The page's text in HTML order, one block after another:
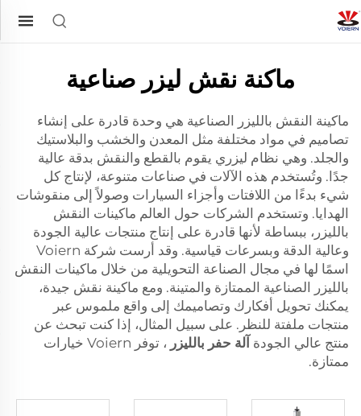
ماكنة نقش ليزر صناعية
ماكينة النقش بالليزر الصناعية هي وحدة قادرة على إنشاء
تصاميم في مواد مختلفة مثل المعدن والخشب والبلاستيك
والجلد. وهي نظام ليزري يقوم بالقطع والنقش بدقة عالية
جدًا. وتُستخدم هذه الآلات في صناعات متنوعة، لإنتاج كل
شيء بدءًا من اللافتات وأجزاء السيارات وصولاً إلى منقوشات
الهدايا. وتستخدم الشركات حول العالم ماكينات النقش
بالليزر، ببساطة لأنها قادرة على إنتاج منتجات عالية الجودة
وعالية الدقة وبسرعات قياسية. وقد أرست شركة Voiern
اسمًا لها في مجال الصناعة التحويلية من خلال ماكينات النقش
بالليزر الصناعية الممتازة والمتينة. ومع ماكينة نقش جيدة،
يمكنك تحويل أفكارك وتصاميمك إلى واقع ملموس عبر
منتجات ملفتة للنظر. على سبيل المثال، إذا كنت تبحث عن
منتج عالي الجودة آلة حفر بالليزر
، توفر Voiern خيارات
ممتازة.